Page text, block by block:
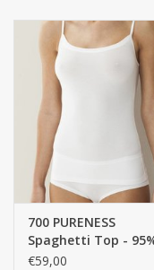
700 PURENESS
Spaghetti Top -
micromodal, 5%
€59,00